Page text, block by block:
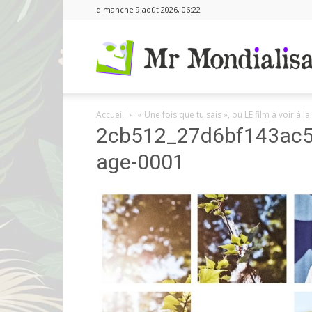
dimanche 9 août 2026, 06:22
Accueil « Une fois que tu sais », ou LE film à voir à
age-0001